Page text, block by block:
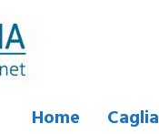
Home